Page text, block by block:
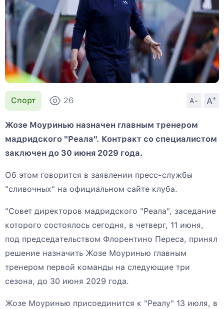
Спорт 26 A- A
+
Жозе Моуринью назначен главным тренером
мадридского "Реала". Контракт со специалистом
заключен до 30 июня 2029 года.
Об этом говорится в заявлении пресс-службы
"сливочных" на официальном сайте клуба.
"Совет директоров мадридского "Реала", заседание
которого состоялось сегодня, в четверг, 11 июня,
под председательством Флорентино Переса, принял
решение назначить Жозе Моуринью главным
тренером первой команды на следующие три
сезона, до 30 июня 2029 года.
Жозе Моуринью присоединится к "Реалу" 13 июля, в